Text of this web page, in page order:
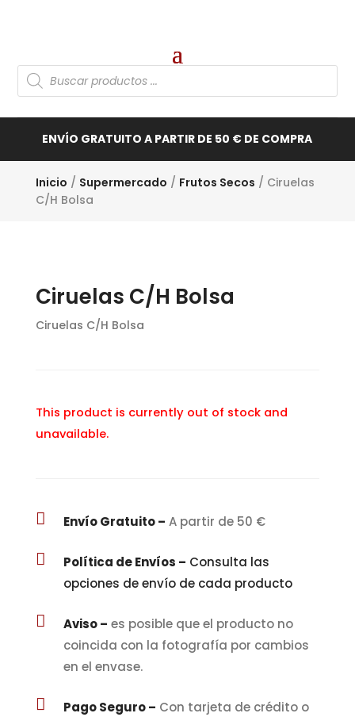
Búsqueda
de
ENVÍO GRATUITO A PARTIR DE 50 € DE COMPRA
Inicio / Supermercado / Frutos Secos / Ciruelas
C/H Bolsa
Ciruelas C/H Bolsa
Ciruelas C/H Bolsa
This product is currently out of stock and
unavailable.
 Envío Gratuito – A partir de 50 €
 Política de Envíos – Consulta las
opciones de envío de cada producto
 Aviso – es posible que el producto no
coincida con la fotografía por cambios
en el envase.
 Pago Seguro – Con tarjeta de crédito o